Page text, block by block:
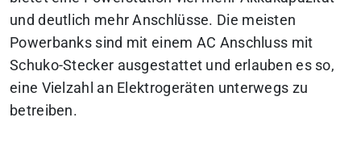
und deutlich mehr Anschlüsse. Die meisten
Powerbanks sind mit einem AC Anschluss mit
Schuko-Stecker ausgestattet und erlauben es so,
eine Vielzahl an Elektrogeräten unterwegs zu
betreiben.